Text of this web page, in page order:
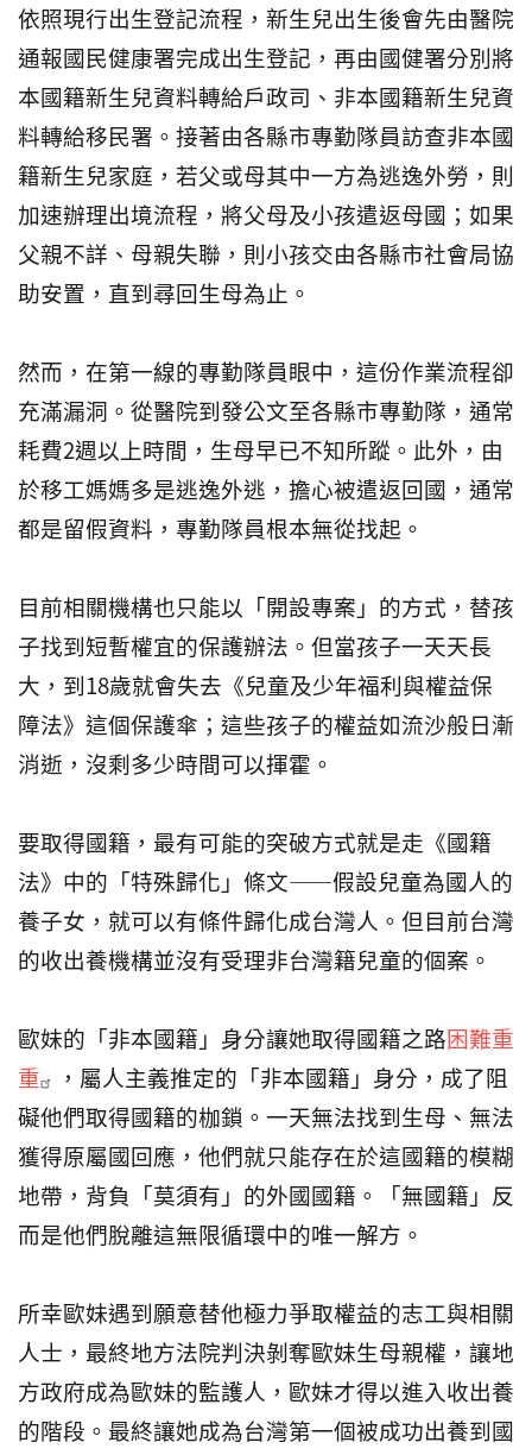
依照現行出生登記流程，新生兒出生後會先由醫院
通報國民健康署完成出生登記，再由國健署分別將
本國籍新生兒資料轉給戶政司、非本國籍新生兒資
料轉給移民署。接著由各縣市專勤隊員訪查非本國
籍新生兒家庭，若父或母其中一方為逃逸外勞，則
加速辦理出境流程，將父母及小孩遣返母國；如果
父親不詳、母親失聯，則小孩交由各縣市社會局協
助安置，直到尋回生母為止。
然而，在第一線的專勤隊員眼中，這份作業流程卻
充滿漏洞。從醫院到發公文至各縣市專勤隊，通常
耗費2週以上時間，生母早已不知所蹤。此外，由
於移工媽媽多是逃逸外逃，擔心被遣返回國，通常
都是留假資料，專勤隊員根本無從找起。
目前相關機構也只能以「開設專案」的方式，替孩
子找到短暫權宜的保護辦法。但當孩子一天天長
大，到18歲就會失去《兒童及少年福利與權益保
障法》這個保護傘；這些孩子的權益如流沙般日漸
消逝，沒剩多少時間可以揮霍。
要取得國籍，最有可能的突破方式就是走《國籍
法》中的「特殊歸化」條文——假設兒童為國人的
養子女，就可以有條件歸化成台灣人。但目前台灣
的收出養機構並沒有受理非台灣籍兒童的個案。
歐妹的「非本國籍」身分讓她取得國籍之路困難重
重
，屬人主義推定的「非本國籍」身分，成了阻
礙他們取得國籍的枷鎖。一天無法找到生母、無法
獲得原屬國回應，他們就只能存在於這國籍的模糊
地帶，背負「莫須有」的外國國籍。「無國籍」反
而是他們脫離這無限循環中的唯一解方。
所幸歐妹遇到願意替他極力爭取權益的志工與相關
人士，最終地方法院判決剝奪歐妹生母親權，讓地
方政府成為歐妹的監護人，歐妹才得以進入收出養
的階段。最終讓她成為台灣第一個被成功出養到國